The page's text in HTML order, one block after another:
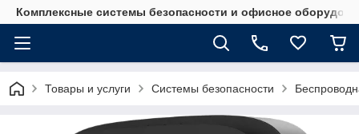
Комплексные системы безопасности и офисное
Товары и услуги Системы безопасности